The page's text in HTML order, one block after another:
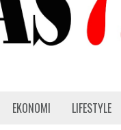
EKONOMI LIFESTYLE